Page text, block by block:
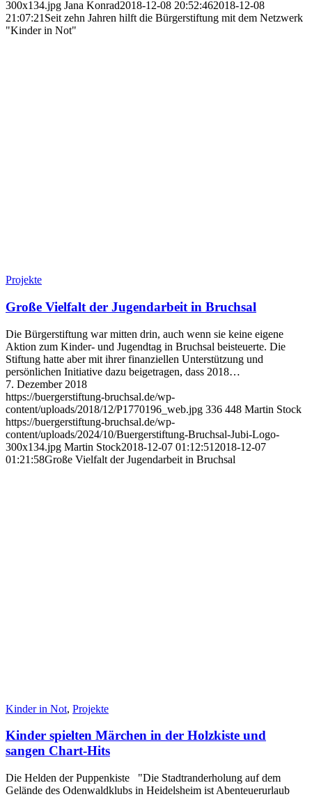
300x134.jpg Jana Konrad2018-12-08 20:52:462018-12-08
21:07:21 Seit zehn Jahren hilft die Bürgerstiftung mit dem Netzwerk
"Kinder in Not"
Projekte
Große Vielfalt der Jugendarbeit in Bruchsal
Die Bürgerstiftung war mitten drin, auch wenn sie keine eigene
Aktion zum Kinder- und Jugendtag in Bruchsal beisteuerte. Die
Stiftung hatte aber mit ihrer finanziellen Unterstützung und
persönlichen Initiative dazu beigetragen, dass 2018…
7. Dezember 2018
https://buergerstiftung-bruchsal.de/wp-
content/uploads/2018/12/P1770196_web.jpg 336 448 Martin Stock
https://buergerstiftung-bruchsal.de/wp-
content/uploads/2024/10/Buergerstiftung-Bruchsal-Jubi-Logo-
300x134.jpg Martin Stock2018-12-07 01:12:51 2018-12-07
01:21:58Große Vielfalt der Jugendarbeit in Bruchsal
Kinder in Not, Projekte
Kinder spielten Märchen in der Holzkiste und
sangen Chart-Hits
Die Helden der Puppenkiste "Die Stadtranderholung auf dem
Gelände des Odenwaldklubs in Heidelsheim ist Abenteuerurlaub